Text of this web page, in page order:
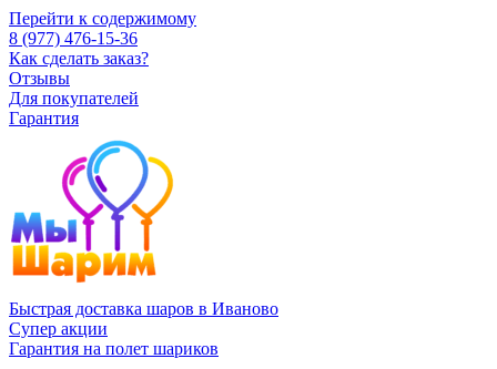
Перейти к содержимому
8 (977) 476-15-36
Как сделать заказ?
Отзывы
Для покупателей
Гарантия
Быстрая доставка шаров в Иваново
Супер акции
Гарантия на полет шариков